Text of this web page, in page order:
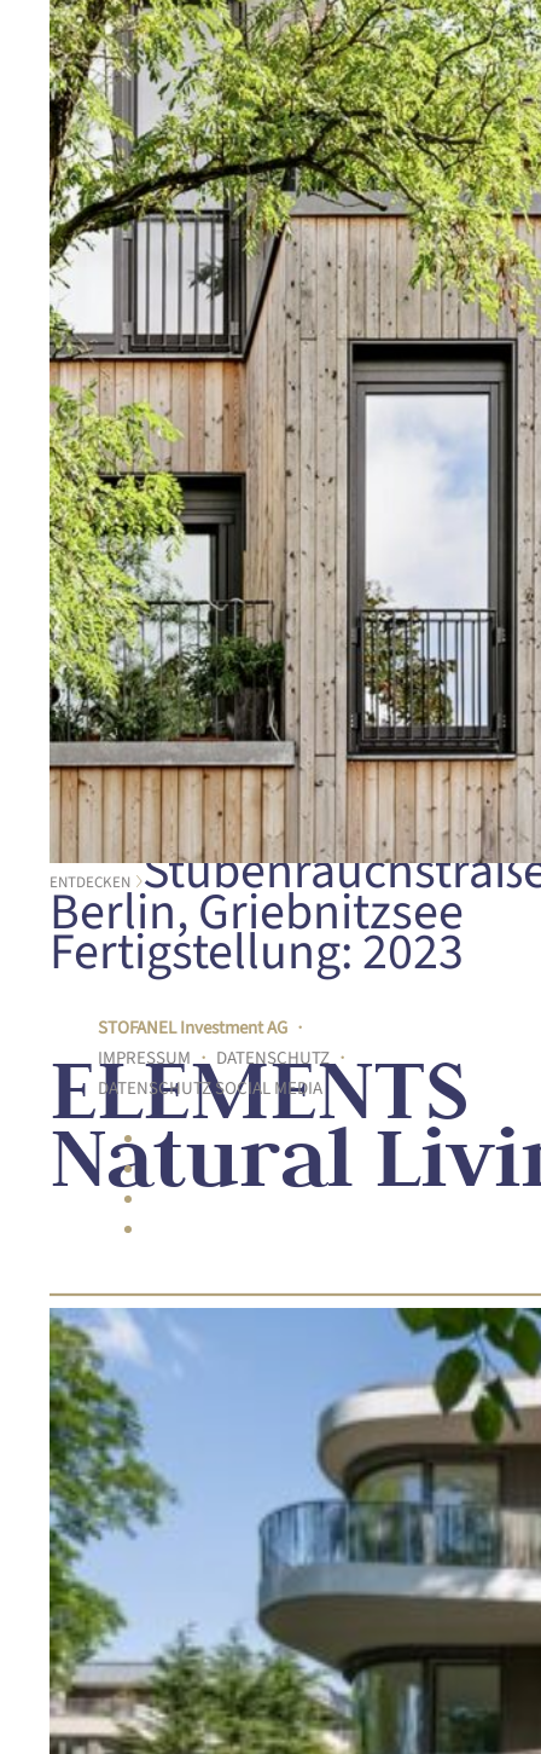
ENTDECKEN
Berlin, Griebnitzsee
Fertigstellung: 2023
ELEMENTS
Natural
STOFANEL Investment AG ・
IMPRESSUM・ DATENSCHUTZ・
DATENSCHUTZ SOCIAL MEDIA